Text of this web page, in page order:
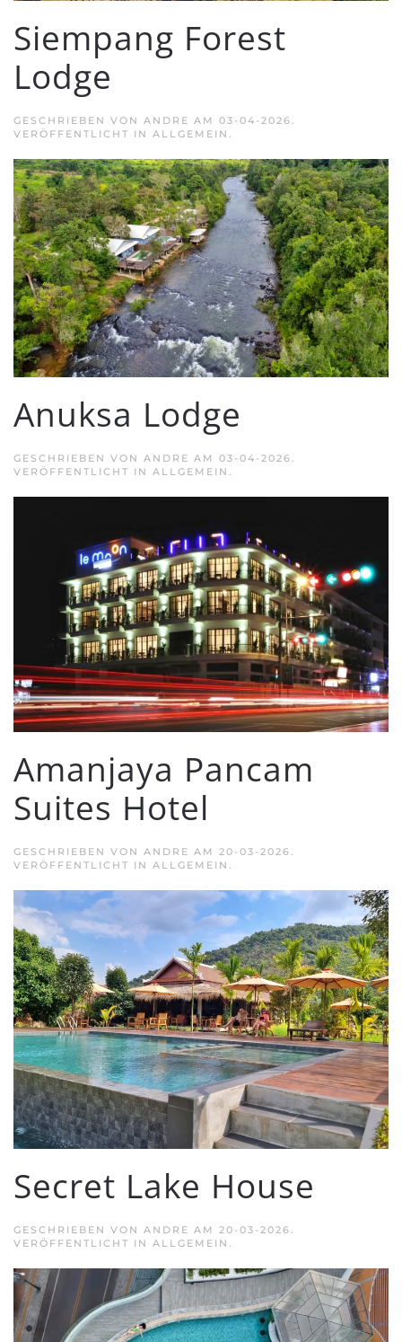
Siempang Forest
Lodge
GESCHRIEBEN VON ANDRE AM 03-04-2026.
VERÖFFENTLICHT IN ALLGEMEIN.
Anuksa Lodge
GESCHRIEBEN VON ANDRE AM 03-04-2026
VERÖFFENTLICHT IN ALLGEMEIN.
Amanjaya Pancam
Suites Hotel
GESCHRIEBEN VON ANDRE AM 20-03-2026.
VERÖFFENTLICHT IN ALLGEMEIN.
Secret Lake House
GESCHRIEBEN VON ANDRE AM 20-03-2026
VERÖFFENTLICHT IN ALLGEMEIN.